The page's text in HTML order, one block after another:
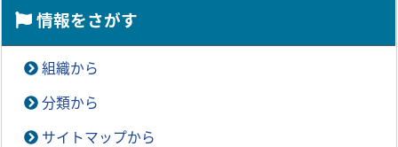
情報をさがす
組織から
分類から
サイトマップから